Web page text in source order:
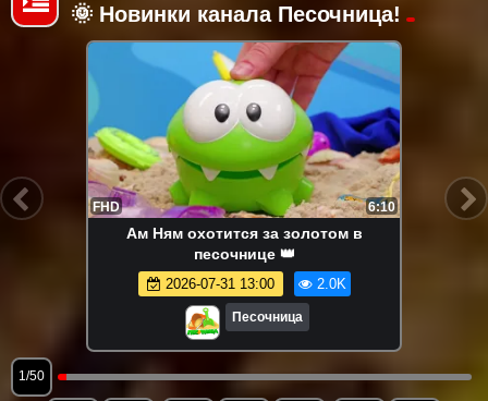
🌞 Новинки канала Песочница!
FHD 6:10
Ам Ням охотится за золотом в
песочнице 👑
2026-07-31 13:00 2.0K
Песочница
1/50